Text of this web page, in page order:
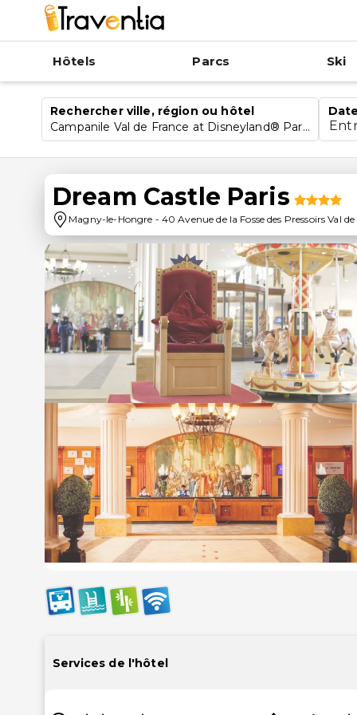
Hôtels Parcs Ski
Rechercher ville, région ou hôtel
Campanile Val de France at Disneyland® Paris
Dream Castle Paris
Magny-le-Hongre - 40 Avenue de la Fosse des Pressoirs Val
Services de l'hôtel